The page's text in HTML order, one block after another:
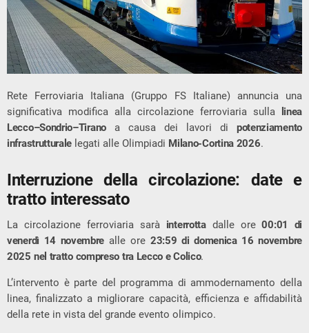
Rete Ferroviaria Italiana (Gruppo FS Italiane) annuncia una
significativa modifica alla circolazione ferroviaria sulla
linea
Lecco–Sondrio–Tirano a causa dei lavori di potenziamento
infrastrutturale legati alle Olimpiadi Milano-Cortina 2026.
Interruzione della circolazione: date e
tratto interessato
La circolazione ferroviaria sarà interrottadalle ore00:01 di
venerdì 14 novembre alle ore 23:59 di domenica 16 novembre
2025 nel tratto compreso tra Lecco e Colico.
L’intervento è parte del programma di ammodernamento della
linea, finalizzato a migliorare capacità, efficienza e affidabilità
della rete in vista del grande evento olimpico.